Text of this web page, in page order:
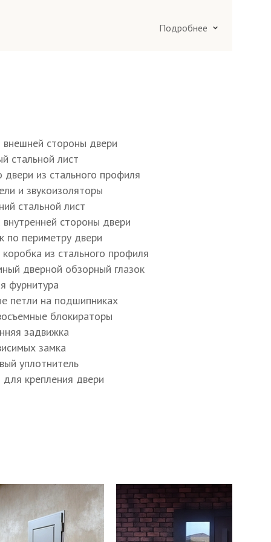
полотна и коробки E, D
мм
мм
блокираторы
Подробнее
внешней стороны двери
стальной лист
двери из стального профиля
и звукоизоляторы
стальной лист
стороны двери
по периметру двери
из стального профиля
дверной обзорный глазок
фурнитура
петли на подшипниках
блокираторы
задвижка
замка
уплотнитель
крепления двери